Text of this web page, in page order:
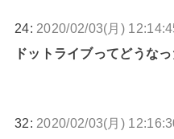
24: 2020/02/03(月)
ドットライブってどうなっ
32: 2020/02/03(月)